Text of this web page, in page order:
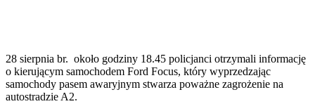
28 sierpnia br. około godziny 18.45 policjanci otrzymali informację
o kierującym samochodem Ford Focus, który wyprzedzając
samochody pasem awaryjnym stwarza poważne zagrożenie na
autostradzie A2.